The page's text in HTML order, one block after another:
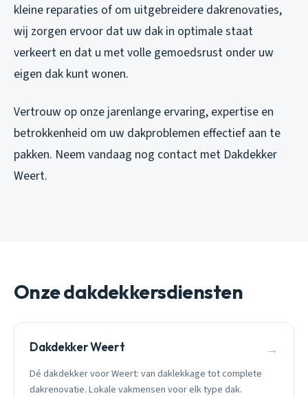
kleine reparaties of om uitgebreidere dakrenovaties,
wij zorgen ervoor dat uw dak in optimale staat
verkeert en dat u met volle gemoedsrust onder uw
eigen dak kunt wonen.
Vertrouw op onze jarenlange ervaring, expertise en
betrokkenheid om uw dakproblemen effectief aan te
pakken. Neem vandaag nog contact met Dakdekker
Weert.
Onze dakdekkersdiensten
Dakdekker Weert →
Dé dakdekker voor Weert: van daklekkage tot complete
dakrenovatie. Lokale vakmensen voor elk type dak.